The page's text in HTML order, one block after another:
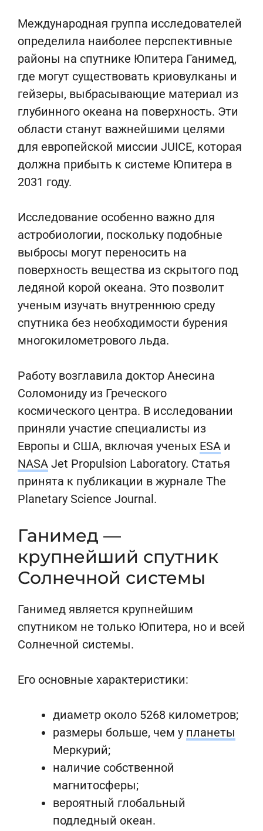
Международная группа исследователей
определила наиболее перспективные
районы на спутнике Юпитера Ганимед,
где могут существовать криовулканы и
гейзеры, выбрасывающие материал из
глубинного океана на поверхность. Эти
области станут важнейшими целями
для европейской миссии JUICE, которая
должна прибыть к системе Юпитера в
2031 году.
Исследование особенно важно для
астробиологии, поскольку подобные
выбросы могут переносить на
поверхность вещества из скрытого под
ледяной корой океана. Это позволит
ученым изучать внутреннюю среду
спутника без необходимости бурения
многокилометрового льда.
Работу возглавила доктор Анесина
Соломониду из Греческого
космического центра. В исследовании
приняли участие специалисты из
Европы и США, включая ученых ESA и
NASA Jet Propulsion Laboratory. Статья
принята к публикации в журнале The
Planetary Science Journal.
Ганимед —
крупнейший спутник
Солнечной системы
Ганимед является крупнейшим
спутником не только Юпитера, но и всей
Солнечной системы.
Его основные характеристики:
диаметр около 5268 километров;
размеры больше, чем у планеты
Меркурий;
наличие собственной
магнитосферы;
вероятный глобальный
подледный океан.